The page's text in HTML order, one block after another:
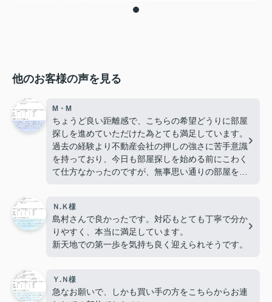
他のお客様の声を見る
M・M
ちょうど良い距離感で、こちらの希望どうりに部屋
探しを進めていただけた為とても満足しています。
過去の経験より不動産会社の押しの強さに苦手意識
を持っており、今日も部屋探しを始める前にこわく
て仕方なかったのですが、無事思い通りの部屋を見
Ｎ.Ｋ様
島村さんで良かったです。対応もとても丁寧で分か
りやすく、本当に満足しています。
新天地での第一歩を気持ち良く迎えられそうです。
Ｙ.Ｎ様
急なお願いで、しかも買い手の方をこちらからお連